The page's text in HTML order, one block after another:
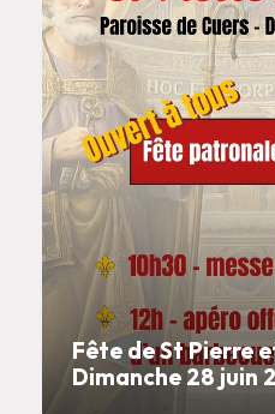
Fête de St Pierre
Dimanche 28 juin